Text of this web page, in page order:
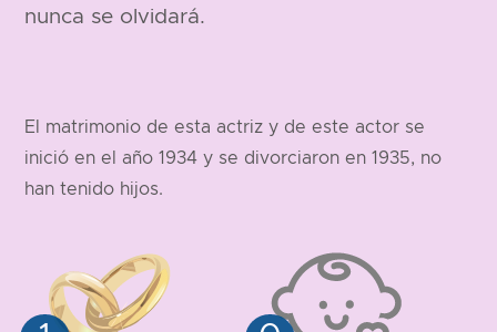
nunca se olvidará.
El matrimonio de esta actriz y de este actor se
inició en el año 1934 y se divorciaron en 1935, no
han tenido hijos.